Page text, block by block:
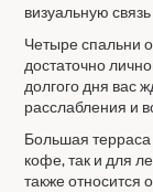
визуальную
Четыре спальни
достаточно
долгого дня вас
расслабления и
Большая терраса
кофе, так и для
также относится